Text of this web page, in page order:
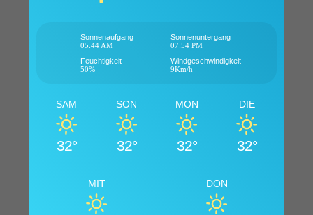
Sonnenaufgang
05:44 AM
Sonnenuntergang
07:54 PM
Feuchtigkeit
50%
Windgeschwindigkeit
9Km/h
SAM
32°
SON
32°
MON
32°
DIE
32°
MIT DON